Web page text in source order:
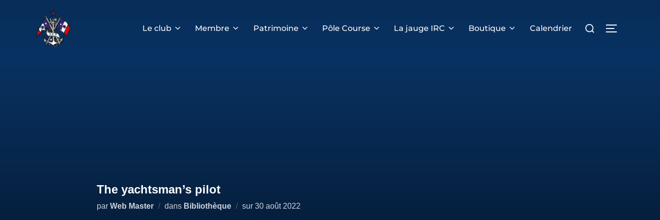
Le club Membre Patrimoine Pôle Course La jauge IRC Boutique Calendrier
PERMUTER
The yachtsman’s pilot
par Web Master dans Bibliothèque sur Publié
30 août 2022